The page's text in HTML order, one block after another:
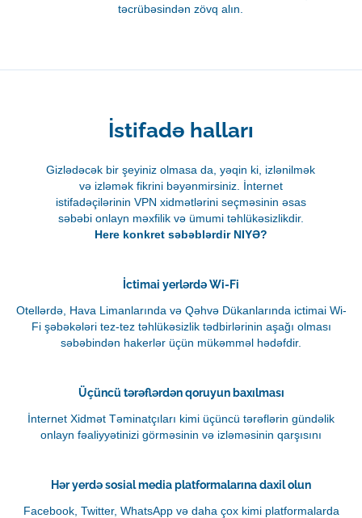
təcrübəsindən zövq alın.
İstifadə halları
Gizlədəcək bir şeyiniz olmasa da, yəqin ki, izlənilmək
və izləmək fikrini bəyənmirsiniz. İnternet
istifadəçilərinin VPN xidmətlərini seçməsinin əsas
səbəbi onlayn məxfilik və ümumi təhlükəsizlikdir.
Here konkret səbəblərdir NIYƏ?
İctimai yerlərdə Wi-Fi
Otellərdə, Hava Limanlarında və Qəhvə Dükanlarında ictimai Wi-
Fi şəbəkələri tez-tez təhlükəsizlik tədbirlərinin aşağı olması
səbəbindən hakerlər üçün mükəmməl hədəfdir.
Üçüncü tərəflərdən qoruyun baxılması
İnternet Xidmət Təminatçıları kimi üçüncü tərəflərin gündəlik
onlayn fəaliyyətinizi görməsinin və izləməsinin qarşısını
Hər yerdə sosial media platformalarına daxil olun
Facebook, Twitter, WhatsApp və daha çox kimi platformalarda